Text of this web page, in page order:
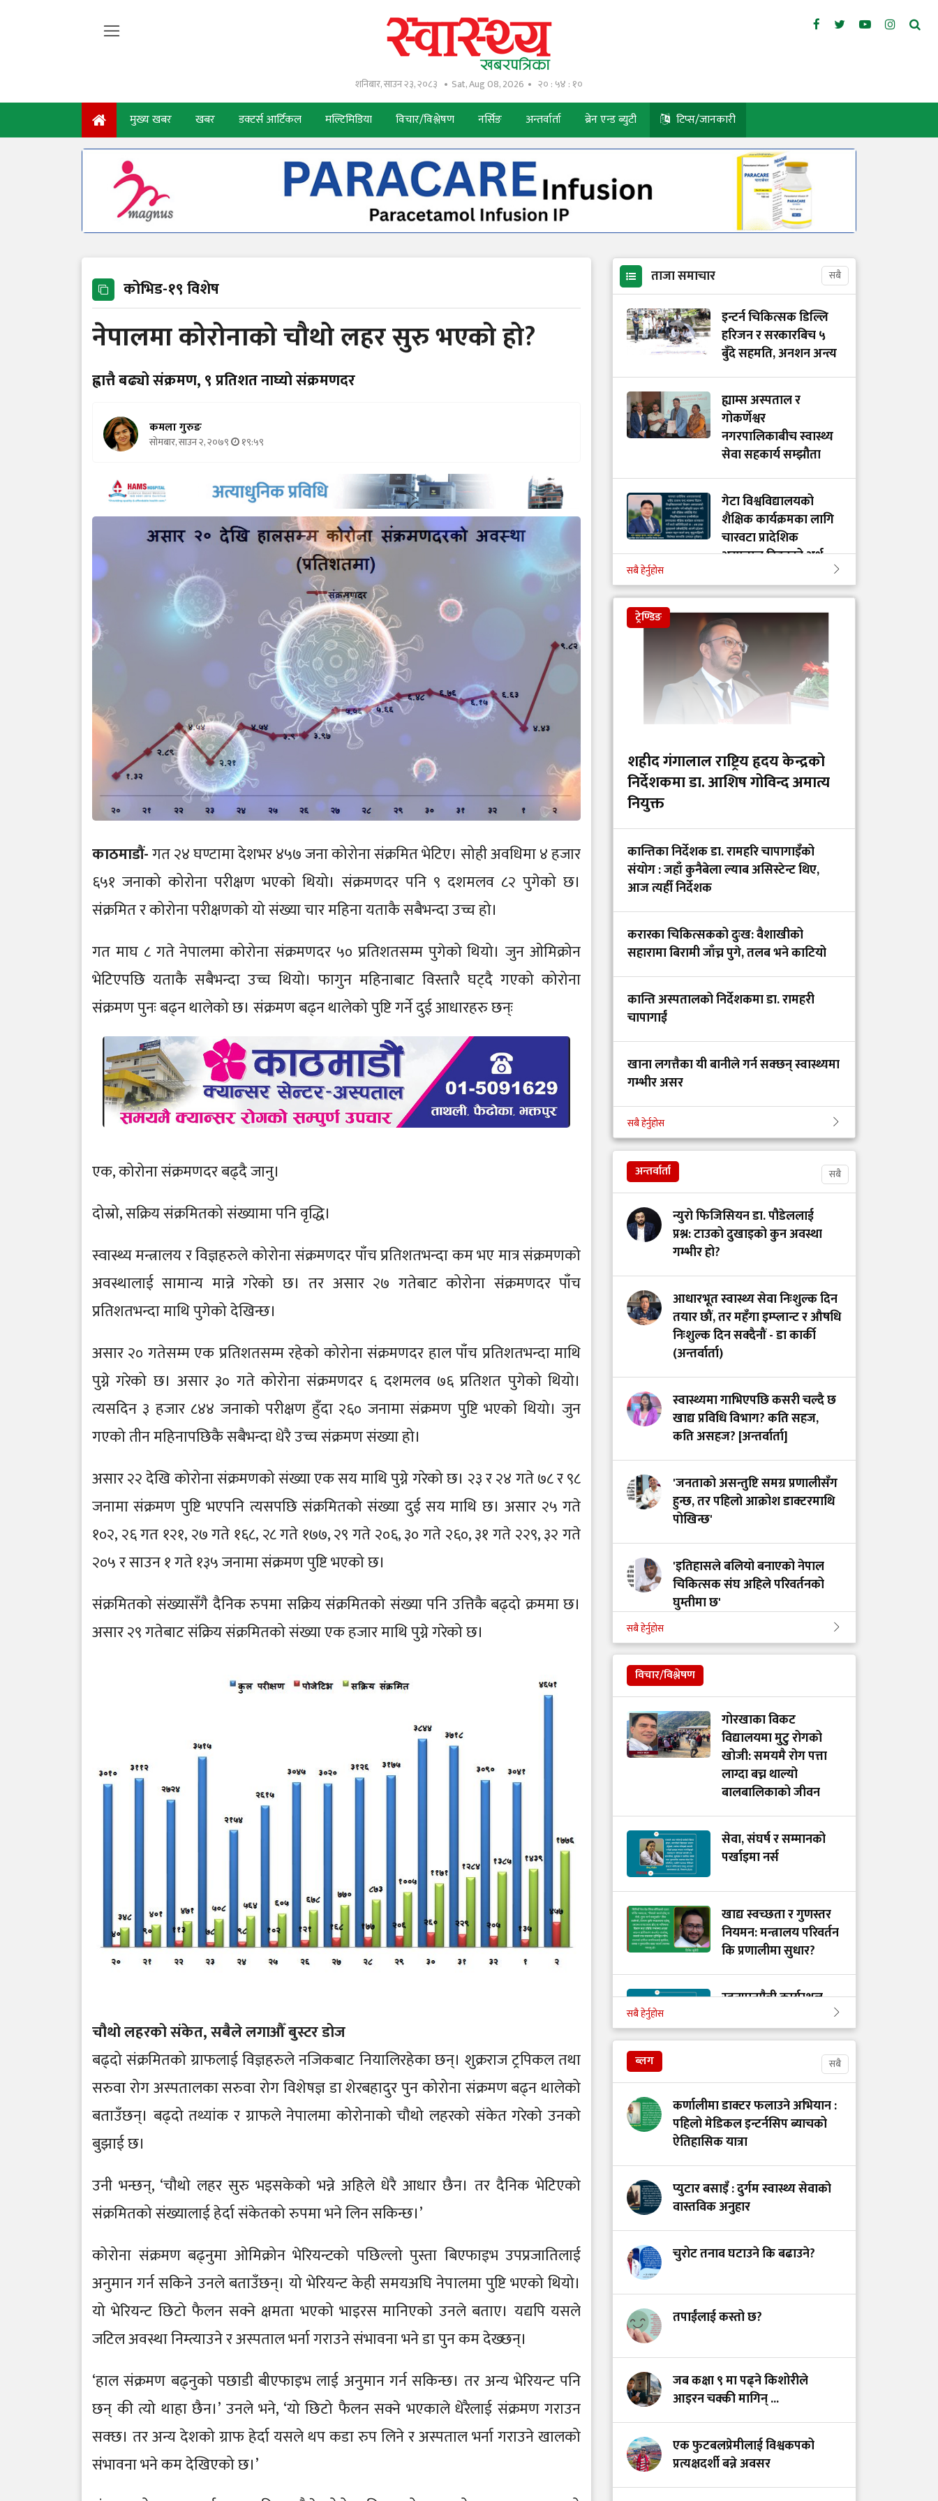
शनिबार, साउन २३, २०८३ Sat, Aug 08, 2026 २० : ५४ : ११
मुख्य खबर खबर डक्टर्स आर्टिकल मल्टिमिडिया विचार/विश्लेषण नर्सिङ अन्तर्वार्ता ब्रेन एन्ड ब्युटी टिप्स/जानकारी
कोभिड-१९ विशेष
नेपालमा कोरोनाको चौथो लहर सुरु भएको हो?
ह्वात्तै बढ्यो संक्रमण, ९ प्रतिशत नाघ्यो संक्रमणदर
कमला गुरुङ
सोमबार, साउन २, २०७९ १९:५९
काठमाडौं-गत २४ घण्टामा देशभर ४५७ जना कोरोना संक्रमित भेटिए। सोही अवधिमा ४ हजार
६५१ जनाको कोरोना परीक्षण भएको थियो। संक्रमणदर पनि ९ दशमलव ८२ पुगेको छ।
संक्रमित र कोरोना परीक्षणको यो संख्या चार महिना यताकै सबैभन्दा उच्च हो।
गत माघ ८ गते नेपालमा कोरोना संक्रमणदर ५० प्रतिशतसम्म पुगेको थियो। जुन ओमिक्रोन
भेटिएपछि यताकै सबैभन्दा उच्च थियो। फागुन महिनाबाट विस्तारै घट्दै गएको कोरोना
संक्रमण पुनः बढ्न थालेको छ। संक्रमण बढ्न थालेको पुष्टि गर्ने दुई आधारहरु छन्ः
एक, कोरोना संक्रमणदर बढ्दै जानु।
दोस्रो, सक्रिय संक्रमितको संख्यामा पनि वृद्धि।
स्वास्थ्य मन्त्रालय र विज्ञहरुले कोरोना संक्रमणदर पाँच प्रतिशतभन्दा कम भए मात्र संक्रमणको
अवस्थालाई सामान्य मान्ने गरेको छ। तर असार २७ गतेबाट कोरोना संक्रमणदर पाँच
प्रतिशतभन्दा माथि पुगेको देखिन्छ।
असार २० गतेसम्म एक प्रतिशतसम्म रहेको कोरोना संक्रमणदर हाल पाँच प्रतिशतभन्दा माथि
पुग्ने गरेको छ। असार ३० गते कोरोना संक्रमणदर ६ दशमलव ७६ प्रतिशत पुगेको थियो।
त्यसदिन ३ हजार ८४४ जनाको परीक्षण हुँदा २६० जनामा संक्रमण पुष्टि भएको थियो। जुन
गएको तीन महिनापछिकै सबैभन्दा धेरै उच्च संक्रमण संख्या हो।
असार २२ देखि कोरोना संक्रमणको संख्या एक सय माथि पुग्ने गरेको छ। २३ र २४ गते ७८ र ९८
जनामा संक्रमण पुष्टि भएपनि त्यसपछि संक्रमितको संख्या दुई सय माथि छ। असार २५ गते
१०२, २६ गत १२१, २७ गते १६८, २८ गते १७७, २९ गते २०६, ३० गते २६०, ३१ गते २२९, ३२ गते
२०५ र साउन १ गते १३५ जनामा संक्रमण पुष्टि भएको छ।
संक्रमितको संख्यासँगै दैनिक रुपमा सक्रिय संक्रमितको संख्या पनि उत्तिकै बढ्दो क्रममा छ।
असार २९ गतेबाट संक्रिय संक्रमितको संख्या एक हजार माथि पुग्ने गरेको छ।
चौथो लहरको संकेत, सबैले लगाऔँ बुस्टर डोज
बढ्दो संक्रमितको ग्राफलाई विज्ञहरुले नजिकबाट नियालिरहेका छन्। शुक्रराज ट्रपिकल तथा
सरुवा रोग अस्पतालका सरुवा रोग विशेषज्ञ डा शेरबहादुर पुन कोरोना संक्रमण बढ्न थालेको
बताउँछन्। बढ्दो तथ्यांक र ग्राफले नेपालमा कोरोनाको चौथो लहरको संकेत गरेको उनको
बुझाई छ।
उनी भन्छन्, ‘चौथो लहर सुरु भइसकेको भन्ने अहिले धेरै आधार छैन। तर दैनिक भेटिएको
संक्रमितको संख्यालाई हेर्दा संकेतको रुपमा भने लिन सकिन्छ।’
कोरोना संक्रमण बढ्नुमा ओमिक्रोन भेरियन्टको पछिल्लो पुस्ता बिएफाइभ उपप्रजातिलाई
अनुमान गर्न सकिने उनले बताउँछन्। यो भेरियन्ट केही समयअघि नेपालमा पुष्टि भएको थियो।
यो भेरियन्ट छिटो फैलन सक्ने क्षमता भएको भाइरस मानिएको उनले बताए। यद्यपि यसले
जटिल अवस्था निम्त्याउने र अस्पताल भर्ना गराउने संभावना भने डा पुन कम देख्छन्।
‘हाल संक्रमण बढ्नुको पछाडी बीएफाइभ लाई अनुमान गर्न सकिन्छ। तर अन्य भेरियन्ट पनि
छन् की त्यो थाहा छैन।’ उनले भने, ‘यो छिटो फैलन सक्ने भएकाले धेरैलाई संक्रमण गराउन
सक्छ। तर अन्य देशको ग्राफ हेर्दा यसले थप कडा रुप लिने र अस्पताल भर्ना गराउने खालको
संभावना भने कम देखिएको छ।’
ताजा समाचार सबै
इन्टर्न चिकित्सक डिल्लि
हरिजन र सरकारबिच ५
बुँदे सहमति, अनशन अन्त्य
ह्याम्स अस्पताल र
गोकर्णेश्वर
नगरपालिकाबीच स्वास्थ्य
सेवा सहकार्य सम्झौता
गेटा विश्वविद्यालयको
शैक्षिक कार्यक्रमका लागि
चारवटा प्रादेशिक
अस्पताल दिइनुको अर्थ
गाभीले नेपाललाई ३ करोड
९६ लाख डलर बराबरको
खोप र १ करोड ८० लाख
डलर अनुदान दिने
आईसीयूमा रहेका
आन्दोलनरत इन्टर्न
सम्बोधन गर्न सांसद खुस्बु
ओलीको आग्रह
गंगालालको नवनियुक्त
निर्देशक प्रा.डा. आशिष
गोविन्द अमात्य को हुन्?
सांसद प्रा.डा. चन्द्रमोहन
यादवको प्रश्न- ‘ढल्केबरको
ट्रमा सेन्टर कहाँ हरायो?’
डाक्टर र सांसदका
चालकको तलब 'उस्तै' भन्दै
भ्रामक दाबी
विद्यालयमा मुटु रोगको
लाग्दा बच्न थाल्यो
सेवा, संघर्ष र सम्मानको
पर्खाइमा नर्स
सबै हेर्नुहोस
ट्रेण्डिङ
शहीद गंगालाल राष्ट्रिय हृदय केन्द्रको
निर्देशकमा डा. आशिष गोविन्द अमात्य
नियुक्त
कान्तिका निर्देशक डा. रामहरि चापागाइँको
संयोग : जहाँ कुनैबेला ल्याब असिस्टेन्ट थिए,
आज त्यहीँ निर्देशक
करारका चिकित्सकको दुःख: वैशाखीको
सहारामा बिरामी जाँच्न पुगे, तलब भने काटियो
कान्ति अस्पतालको निर्देशकमा डा. रामहरी
चापागाईं
खाना लगत्तैका यी बानीले गर्न सक्छन् स्वास्थ्यमा
गम्भीर असर
बिहान उठ्नेबित्तिकै के खाने, के नखाने?
सबै हेर्नुहोस
अन्तर्वार्ता सबै
न्युरो फिजिसियन डा. पौडेललाई
प्रश्न: टाउको दुखाइको कुन अवस्था
गम्भीर हो?
आधारभूत स्वास्थ्य सेवा निःशुल्क दिन
तयार छौं, तर महँगा इम्प्लान्ट र औषधि
निःशुल्क दिन सक्दैनौं - डा कार्की
(अन्तर्वार्ता)
स्वास्थ्यमा गाभिएपछि कसरी चल्दै छ
खाद्य प्रविधि विभाग? कति सहज,
कति असहज? [अन्तर्वार्ता]
'जनताको असन्तुष्टि समग्र प्रणालीसँग
हुन्छ, तर पहिलो आक्रोश डाक्टरमाथि
पोखिन्छ'
'इतिहासले बलियो बनाएको नेपाल
चिकित्सक संघ अहिले परिवर्तनको
घुम्तीमा छ'
‘टिम मंगल' चुनावी समूह मात्र थिएन,
मेडिकल मुभमेन्ट हो : डा. मंगल रावल
'हरेक टाउको दुखाइ ब्रेन ट्युमर होइन,
यी लक्षणहरू देखिए हुनसक्छ जोखिम'
डा. अमात्यलाई प्रश्न– धेरै हेडफोन वा
इयरफोनको प्रयोगले कानमा असर
गर्छ ?
सबै हेर्नुहोस
विचार/विश्लेषण
गोरखाका विकट
विद्यालयमा मुटु रोगको
खोजी: समयमै रोग पत्ता
लाग्दा बच्न थाल्यो
बालबालिकाको जीवन
सेवा, संघर्ष र सम्मानको
पर्खाइमा नर्स
खाद्य स्वच्छता र गुणस्तर
नियमन: मन्त्रालय परिवर्तन
कि प्रणालीमा सुधार?
स्तनपानमैत्री कार्यस्थल
देशको, सम्मान कहिले?
हामी भवन बनाउँदैछौँ कि
स्वास्थ्य प्रणाली?
सुरक्षित अस्पताल:
कडा परिमार्जनको
अपरिहार्यता
डाँडापारिको स्वास्थ्य:
भूगोल, समुदाय र
जनस्वास्थ्यबीचको सम्बन्ध
सबै हेर्नुहोस
ब्लग सबै
कर्णालीमा डाक्टर फलाउने अभियान :
पहिलो मेडिकल इन्टर्नसिप ब्याचको
ऐतिहासिक यात्रा
प्युटार बसाइँ : दुर्गम स्वास्थ्य सेवाको
वास्तविक अनुहार
चुरोट तनाव घटाउने कि बढाउने?
तपाईंलाई कस्तो छ?
जब कक्षा ९ मा पढ्ने किशोरीले
आइरन चक्की मागिन् ...
एक फुटबलप्रेमीलाई विश्वकपको
प्रत्यक्षदर्शी बन्ने अवसर